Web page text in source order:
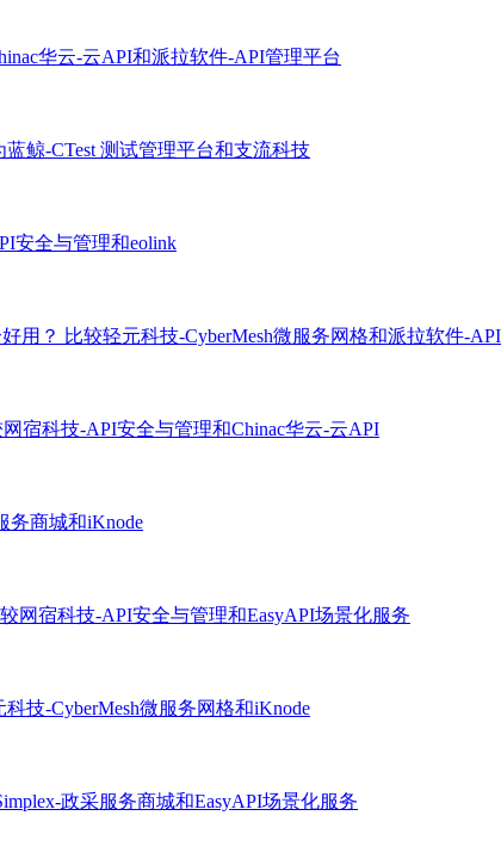
华云-云API和派拉软件-API管理平台
蓝鲸-CTest 测试管理平台和支流科技
安全与管理和eolink
用？ 比较轻元科技-CyberMesh微服务网格和派拉软件-
网宿科技-API安全与管理和Chinac华云-云API
务商城和iKnode
网宿科技-API安全与管理和EasyAPI场景化服务
科技-CyberMesh微服务网格和iKnode
政采服务商城和EasyAPI场景化服务